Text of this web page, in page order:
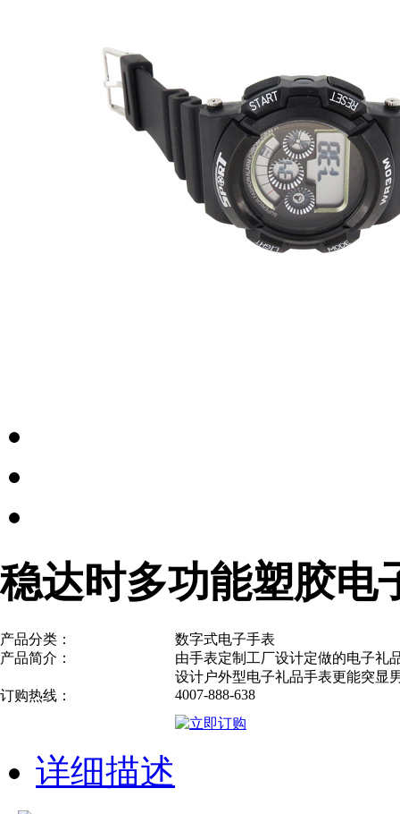
稳达时多功能塑胶电
产品分类：
数字式电子手表
产品简介：
由手表定制工厂设计定做的电子礼
设计户外型电子礼品手表更能突显
订购热线：
4007-888-638
详细描述